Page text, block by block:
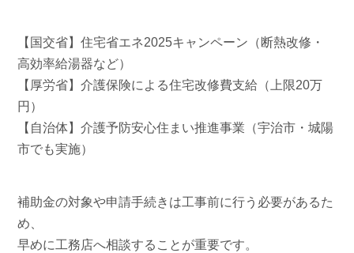
【国交省】住宅省エネ2025キャンペーン（断熱改修・
高効率給湯器など）
【厚労省】介護保険による住宅改修費支給（上限20万
円）
【自治体】介護予防安心住まい推進事業（宇治市・城陽
市でも実施）
補助金の対象や申請手続きは工事前に行う必要があるた
め、
早めに工務店へ相談することが重要です。